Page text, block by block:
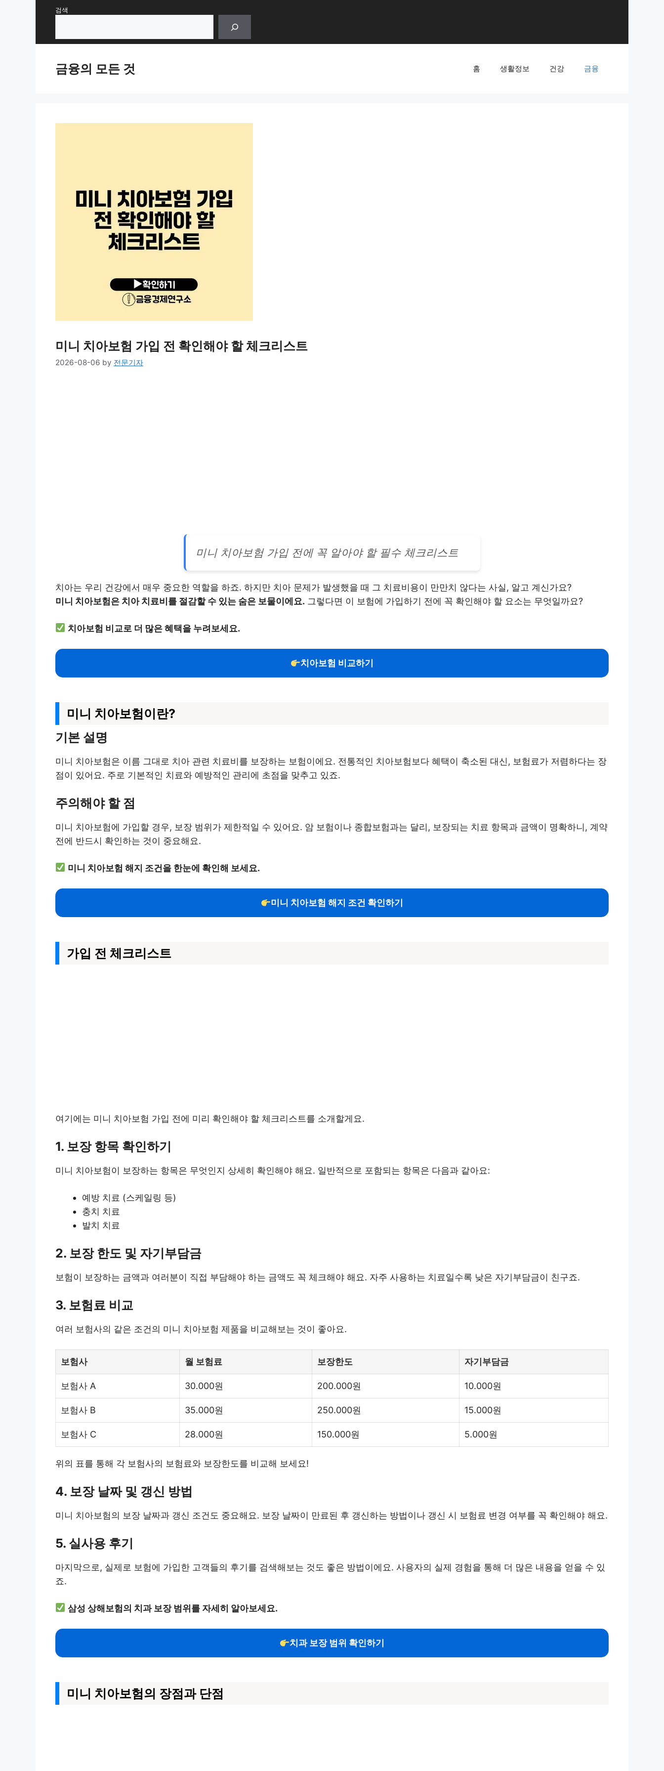
검색
금융의 모든 것 홈 생활정보 건강 금융
미니 치아보험 가입 전 확인해야 할 체크리스트
2026-08-06 by 전문기자
미니 치아보험 가입 전에 꼭 알아야 할 필수 체크리스트
치아는 우리 건강에서 매우 중요한 역할을 하죠. 하지만 치아 문제가 발생했을 때 그 치료비용이 만만치 않다는 사실, 알고 계신가요?
미니 치아보험은 치아 치료비를 절감할 수 있는 숨은 보물이에요. 그렇다면 이 보험에 가입하기 전에 꼭 확인해야 할 요소는 무엇일까요?
치아보험 비교로 더 많은 혜택을 누려보세요.
치아보험 비교하기
미니 치아보험이란?
기본 설명
미니 치아보험은 이름 그대로 치아 관련 치료비를 보장하는 보험이에요. 전통적인 치아보험보다 혜택이 축소된 대신, 보험료가 저렴하다는 장
점이 있어요. 주로 기본적인 치료와 예방적인 관리에 초점을 맞추고 있죠.
주의해야 할 점
미니 치아보험에 가입할 경우, 보장 범위가 제한적일 수 있어요. 암 보험이나 종합보험과는 달리, 보장되는 치료 항목과 금액이 명확하니, 계약
전에 반드시 확인하는 것이 중요해요.
미니 치아보험 해지 조건을 한눈에 확인해 보세요.
미니 치아보험 해지 조건 확인하기
가입 전 체크리스트
여기에는 미니 치아보험 가입 전에 미리 확인해야 할 체크리스트를 소개할게요.
1. 보장 항목 확인하기
미니 치아보험이 보장하는 항목은 무엇인지 상세히 확인해야 해요. 일반적으로 포함되는 항목은 다음과 같아요:
예방 치료 (스케일링 등)
충치 치료
발치 치료
2. 보장 한도 및 자기부담금
보험이 보장하는 금액과 여러분이 직접 부담해야 하는 금액도 꼭 체크해야 해요. 자주 사용하는 치료일수록 낮은 자기부담금이 친구죠.
3. 보험료 비교
여러 보험사의 같은 조건의 미니 치아보험 제품을 비교해보는 것이 좋아요.
보험사 월 보험료 보장한도 자기부담금
보험사 A 30.000원 200.000원 10.000원
보험사 B 35.000원 250.000원 15.000원
보험사 C 28.000원 150.000원 5.000원
위의 표를 통해 각 보험사의 보험료와 보장한도를 비교해 보세요!
4. 보장 날짜 및 갱신 방법
미니 치아보험의 보장 날짜과 갱신 조건도 중요해요. 보장 날짜이 만료된 후 갱신하는 방법이나 갱신 시 보험료 변경 여부를 꼭 확인해야 해요.
5. 실사용 후기
마지막으로, 실제로 보험에 가입한 고객들의 후기를 검색해보는 것도 좋은 방법이에요. 사용자의 실제 경험을 통해 더 많은 내용을 얻을 수 있
죠.
삼성 상해보험의 치과 보장 범위를 자세히 알아보세요.
치과 보장 범위 확인하기
미니 치아보험의 장점과 단점